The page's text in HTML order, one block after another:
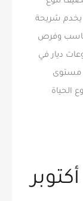
يخدم شريحة
وفرص
ديار في
مستوى
الحياة